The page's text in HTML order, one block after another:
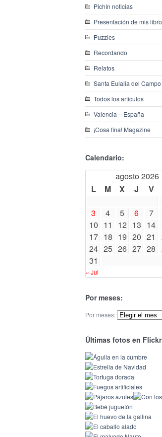
Pichín noticias
Presentación de mis
Puzzles
Recordando
Relatos
Santa Eulalia del Campo
Todos los artículos
Valencia – España
¡Cosa fina! Magazine
Calendario:
agosto 2026
L
M X J V
3
4 5 6 7
10 11 12 13 14
17 18 19 20 21
24 25 26 27 28
31
« Jul
Por meses:
Por meses:
Últimas fotos en